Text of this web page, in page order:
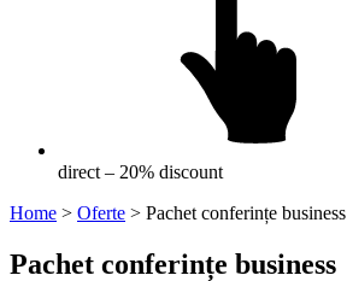
direct – 20% discount
Home > Oferte > Pachet conferințe business
Pachet conferințe business